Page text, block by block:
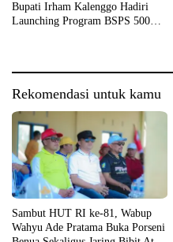
Bupati Irham Kalenggo Hadiri
Launching Program BSPS 500
Rekomendasi untuk kamu
Sambut HUT RI ke-81, Wabup
Wahyu Ade Pratama Buka Porseni